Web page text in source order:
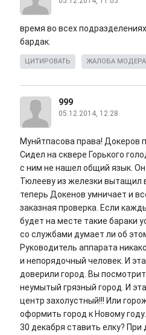
время во всех
бардак.
ЦИТИРОВАТЬ ЖАЛОБА
999
05.12.2014, 12:28
Мунйтпасова права! Докеров
Сидел на сквере Горького
с ним не нашел общий язык.
Тюлееву из железки вытащил
теперь Докенов умничает и
заказная проверка. Если
будет на месте такие бараки
со службами думает ли об
Руководитель аппарата
и непорядочный человек. И
доверили город. Вы
неумытый грязный город. И
центр захолустный!!! Или
оформить город к Новому
30 декабря ставить елку? При